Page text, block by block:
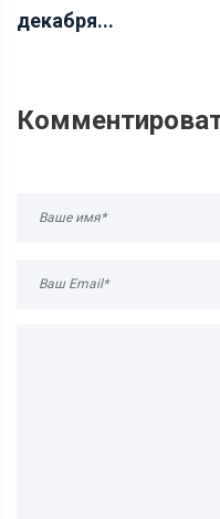
декабря...